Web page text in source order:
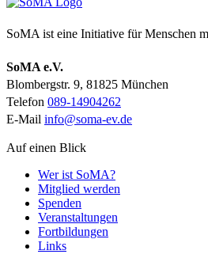
SoMA ist eine Initiative für Menschen
SoMA e.V.
Blombergstr. 9, 81825 München
Telefon 089-14904262
E-Mail info@soma-ev.de
Auf einen Blick
Wer ist SoMA?
Mitglied werden
Spenden
Veranstaltungen
Fortbildungen
Links